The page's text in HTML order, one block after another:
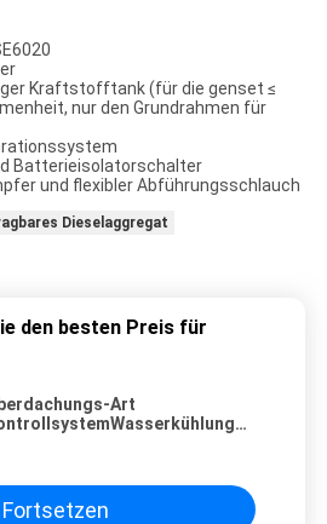
Kraftstofftank (für die genset ≤
nur den Grundrahmen für
Batterieisolatorschalter
und flexibler Abführungsschlauch
Dieselaggregat
den besten Preis für
Art
Fortsetzen